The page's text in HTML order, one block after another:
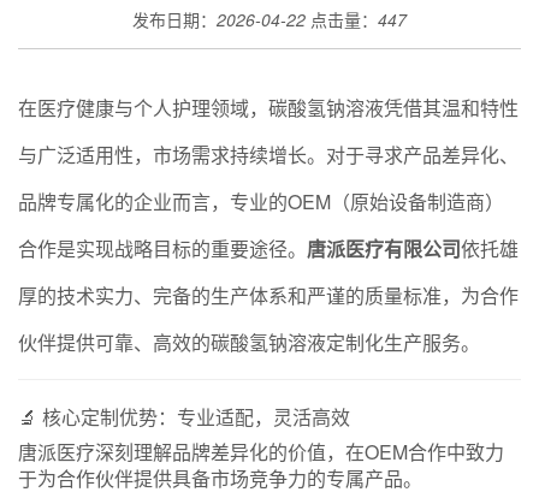
发布日期： 2026-04-22 点击量： 447
在医疗健康与个人护理领域，碳酸氢钠溶液凭借其温和特性
与广泛适用性，市场需求持续增长。对于寻求产品差异化、
品牌专属化的企业而言，专业的OEM（原始设备制造商）
合作是实现战略目标的重要途径。 唐派医疗有限公司依托雄
厚的技术实力、完备的生产体系和严谨的质量标准，为合作
伙伴提供可靠、高效的碳酸氢钠溶液定制化生产服务。
🔬 核心定制优势：专业适配，灵活高效
唐派医疗深刻理解品牌差异化的价值，在OEM合作中致力
于为合作伙伴提供具备市场竞争力的专属产品。